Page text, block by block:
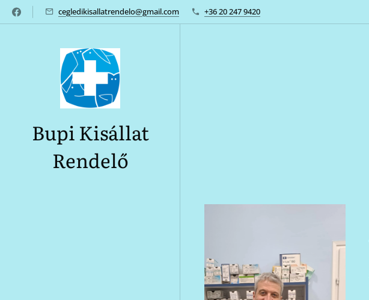
cegledikisallatrendelo@gmail.com +36 20 247 9420
Bupi Kisállat
Rendelő